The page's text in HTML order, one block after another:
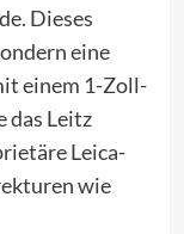
Dieses
eine
einem 1-Zoll-
das Leitz
Leica-
wie